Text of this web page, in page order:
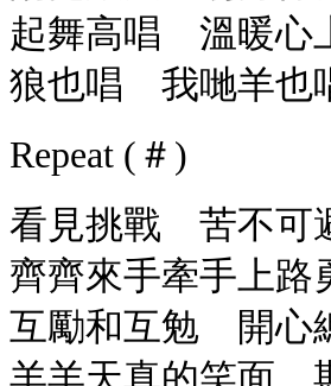
起舞高唱 溫暖心
狼也唱 我哋羊也
Repeat (＃)
看見挑戰 苦不可
齊齊來手牽手上路
互勵和互勉 開心